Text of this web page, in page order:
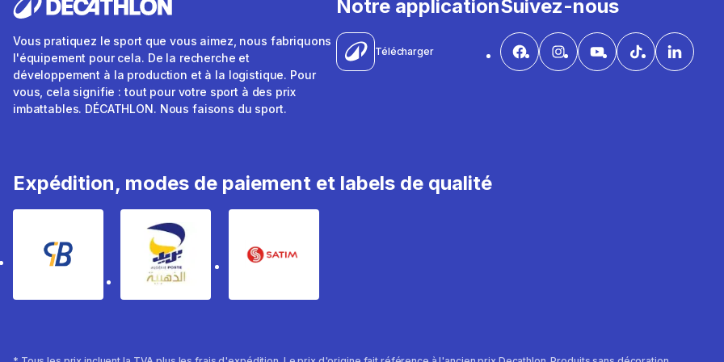
Vous pratiquez le sport que vous aimez, nous fabriquons
l'équipement pour cela. De la recherche et
développement à la production et à la logistique. Pour
vous, cela signifie : tout pour votre sport à des prix
imbattables. DÉCATHLON. Nous faisons du sport.
Notre application
Télécharger
Suivez-nous
Expédition, modes de paiement et labels de qualité